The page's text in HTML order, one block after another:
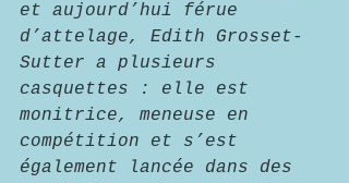
et aujourd’hui férue
d’attelage, Edith Grosset-
Sutter a plusieurs
casquettes : elle est
monitrice, meneuse en
compétition et s’est
également lancée dans des